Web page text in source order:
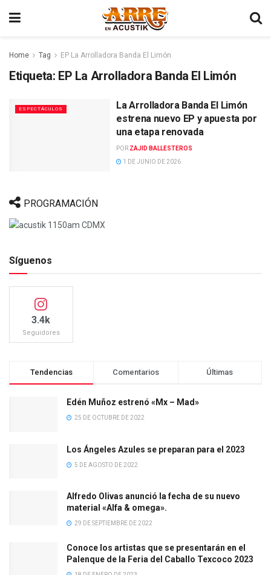
Home Tag EP La Arrolladora Banda El Limón
Etiqueta: EP La Arrolladora Banda El Limón
ESPECTÁCULOS
La Arrolladora Banda El Limón
estrena nuevo EP y apuesta por
una etapa renovada
POR ZAJID BALLESTEROS
1 DE JUNIO DE 2026
PROGRAMACIÓN
Síguenos
3.4k
Seguidores
Tendencias Comentarios Últimas
Edén Muñoz estrenó «Mx – Mad»
25 DE OCTUBRE DE 2022
Los Ángeles Azules se preparan para el 2023
5 DE AGOSTO DE 2022
Alfredo Olivas anunció la fecha de su nuevo
material «Alfa & omega».
29 DE SEPTIEMBRE DE 2022
Conoce los artistas que se presentarán en el
Palenque de la Feria del Caballo Texcoco 2023